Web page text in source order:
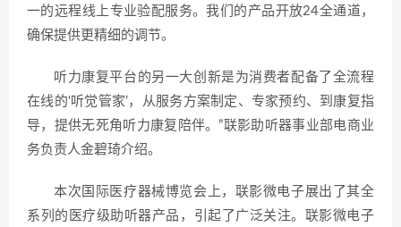
一的远程线上专业验配服务。我们的产品开放24全通道，
确保提供更精细的调节。
听力康复平台的另一大创新是为消费者配备了全流程
在线的‘听觉管家’，从服务方案制定、专家预约、到康复指
导，提供无死角听力康复陪伴。”联影助听器事业部电商业
务负责人金碧琦介绍。
本次国际医疗器械博览会上，联影微电子展出了其全
系列的医疗级助听器产品，引起了广泛关注。联影微电子